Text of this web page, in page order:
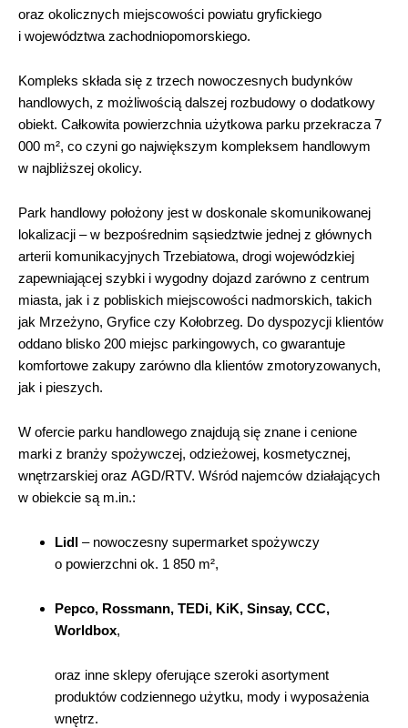
oraz okolicznych miejscowości powiatu gryfickiego
i województwa zachodniopomorskiego.
Kompleks składa się z trzech nowoczesnych budynków
handlowych, z możliwością dalszej rozbudowy o dodatkowy
obiekt. Całkowita powierzchnia użytkowa parku przekracza 7
000 m², co czyni go największym kompleksem handlowym
w najbliższej okolicy.
Park handlowy położony jest w doskonale skomunikowanej
lokalizacji – w bezpośrednim sąsiedztwie jednej z głównych
arterii komunikacyjnych Trzebiatowa, drogi wojewódzkiej
zapewniającej szybki i wygodny dojazd zarówno z centrum
miasta, jak i z pobliskich miejscowości nadmorskich, takich
jak Mrzeżyno, Gryfice czy Kołobrzeg. Do dyspozycji klientów
oddano blisko 200 miejsc parkingowych, co gwarantuje
komfortowe zakupy zarówno dla klientów zmotoryzowanych,
jak i pieszych.
W ofercie parku handlowego znajdują się znane i cenione
marki z branży spożywczej, odzieżowej, kosmetycznej,
wnętrzarskiej oraz AGD/RTV. Wśród najemców działających
w obiekcie są m.in.:
Lidl – nowoczesny supermarket spożywczy
o powierzchni ok. 1 850 m²,
Pepco, Rossmann, TEDi, KiK, Sinsay, CCC,
Worldbox,
oraz inne sklepy oferujące szeroki asortyment
produktów codziennego użytku, mody i wyposażenia
wnętrz.